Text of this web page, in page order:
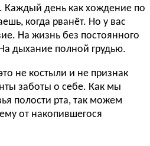
Каждый день как хождение по
когда рванёт. Но у вас
На жизнь без постоянного
дыхание полной грудью.
не костыли и не признак
заботы о себе. Как мы
полости рта, так можем
от накопившегося